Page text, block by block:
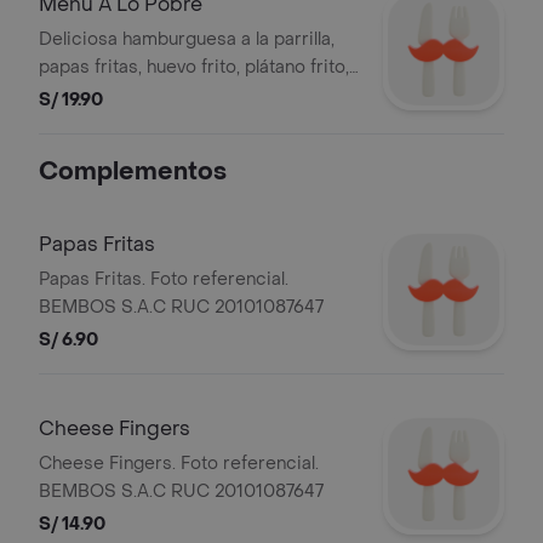
referencial. B
Deliciosa hamburguesa a la parrilla,
papas fritas, huevo frito, plátano frito,
arroz, lechuga orgánica, tomate,
lunes a viernes. Stock mínimo
referen
S/ 19.90
Complementos
Papas Fritas
Papas Fritas. Foto referencial.
BEMBOS S.A.C RUC 20101087647
S/ 6.90
Cheese Fingers
Cheese Fingers. Foto referencial.
BEMBOS S.A.C RUC 20101087647
S/ 14.90